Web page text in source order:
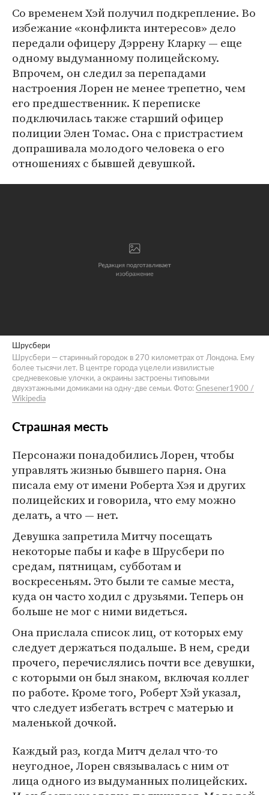
Со временем Хэй получил подкрепление. Во
избежание «конфликта интересов» дело
передали офицеру Дэррену Кларку — еще
одному выдуманному полицейскому.
Впрочем, он следил за перепадами
настроения Лорен не менее трепетно, чем
его предшественник. К переписке
подключилась также старший офицер
полиции Элен Томас. Она с пристрастием
допрашивала молодого человека о его
отношениях с бывшей девушкой.
Шрусбери
Шрусбери — старинный городок в 270 километрах от Лондона. Ему
более тысячи лет. В центре города уцелели извилистые
средневековые улочки, а окраины застроены типовыми
двухэтажными домиками на одну-две семьи. Фото: Gnesener1900 /
Wikipedia
Страшная месть
Персонажи понадобились Лорен, чтобы
управлять жизнью бывшего парня. Она
писала ему от имени Роберта Хэя и других
полицейских и говорила, что ему можно
делать, а что — нет.
Девушка запретила Митчу посещать
некоторые пабы и кафе в Шрусбери по
средам, пятницам, субботам и
воскресеньям. Это были те самые места,
куда он часто ходил с друзьями. Теперь он
больше не мог с ними видеться.
Она прислала список лиц, от которых ему
следует держаться подальше. В нем, среди
прочего, перечислялись почти все девушки,
с которыми он был знаком, включая коллег
по работе. Кроме того, Роберт Хэй указал,
что следует избегать встреч с матерью и
маленькой дочкой.
Каждый раз, когда Митч делал что-то
неугодное, Лорен связывалась с ним от
лица одного из выдуманных полицейских.